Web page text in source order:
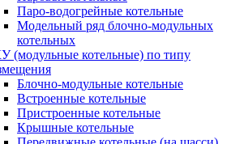
Паро-водогрейные котельные
Модельный ряд блочно-модульных
котельных
(модульные котельные) по типу
Блочно-модульные котельные
Встроенные котельные
Пристроенные котельные
Крышные котельные